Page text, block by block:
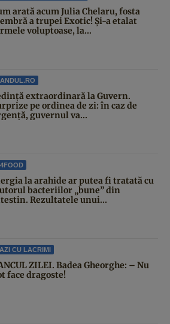
arată acum Julia Chelaru, fosta
a trupei Exotic! Și-a etalat
voluptoase, la...
extraordinară la Guvern.
pe ordinea de zi: în caz de
guvernul va...
la arahide ar putea fi tratată cu
bacteriilor „bune” din
Rezultatele unui...
CU LACRIMI
ZILEI. Badea Gheorghe: – Nu
face dragoste!